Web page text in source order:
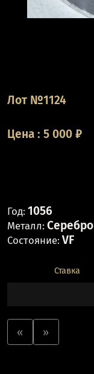
Лот №1124
Цена : 5 000 ₽
Год: 1056
Металл: Серебро
Состояние: VF
Ставка
« »